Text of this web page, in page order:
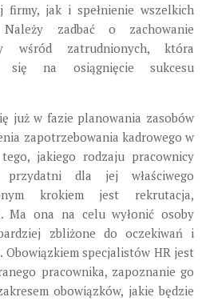
firmy, jak i spełnienie wszelkich
zadbać o zachowanie
wśród zatrudnionych, która
się na osiągnięcie sukcesu
już w fazie planowania zasobów
zapotrzebowania kadrowego w
jakiego rodzaju pracownicy
dla jej właściwego
krokiem jest rekrutacja,
Ma ona na celu wyłonić osoby
zbliżone do oczekiwań i
specjalistów HR jest
pracownika, zapoznanie go
obowiązków, jakie będzie